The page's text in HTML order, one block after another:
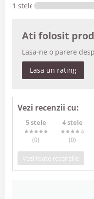
1 stele
Ati folosit
Lasa-ne o parere
Lasa un rating
Vezi recenzii cu:
5 stele
(0)
4 stele
(0)
Vezi toate recenziile